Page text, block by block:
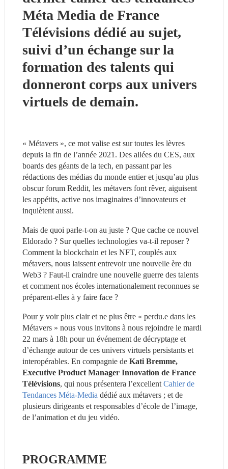
Méta Media de France
Télévisions dédié au sujet,
suivi d’un échange sur la
formation des talents qui
donneront corps aux univers
virtuels de demain.
« Métavers », ce mot valise est sur toutes les lèvres
depuis la fin de l’année 2021. Des allées du CES, aux
boards des géants de la tech, en passant par les
rédactions des médias du monde entier et jusqu’au plus
obscur forum Reddit, les métavers font rêver, aiguisent
les appétits, active nos imaginaires d’innovateurs et
inquiètent aussi.
Mais de quoi parle-t-on au juste ? Que cache ce nouvel
Eldorado ? Sur quelles technologies va-t-il reposer ?
Comment la blockchain et les NFT, couplés aux
métavers, nous laissent entrevoir une nouvelle ère du
Web3 ? Faut-il craindre une nouvelle guerre des talents
et comment nos écoles internationalement reconnues se
préparent-elles à y faire face ?
Pour y voir plus clair et ne plus être « perdu.e dans les
Métavers » nous vous invitons à nous rejoindre le mardi
22 mars à 18h pour un événement de décryptage et
d’échange autour de ces univers virtuels persistants et
interopérables. En compagnie de Kati Bremme,
Executive Product Manager Innovation de France
Télévisions, qui nous présentera l’excellent Cahier de
Tendances Méta-Media dédié aux métavers ; et de
plusieurs dirigeants et responsables d’école de l’image,
de l’animation et du jeu vidéo.
PROGRAMME